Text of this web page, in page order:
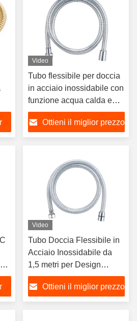
Video
Tubo flessibile per doccia
in acciaio inossidabile con
funzione acqua calda e
fredda e design moderno
per uso in bagno e bidet
Ottieni il miglior prezzo
Video
Tubo Doccia Flessibile in
Acciaio Inossidabile da
1,5 metri per Design
Moderno del Bagno
Ottieni il miglior prezzo